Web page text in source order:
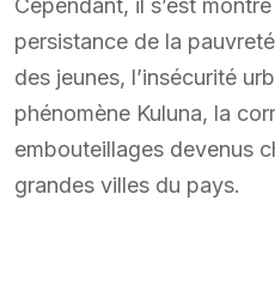
persistance de la
des jeunes, l’insécurité
phénomène Kuluna, la
embouteillages devenus
grandes villes du pays.